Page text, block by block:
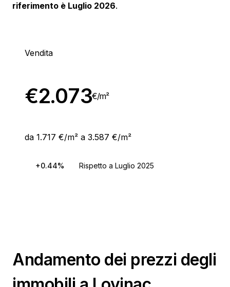
riferimento è Luglio 2026.
Vendita
€2.073€/m²
da 1.717 €/m² a 3.587 €/m²
+0.44% Rispetto a Luglio 2025
Andamento dei prezzi degli